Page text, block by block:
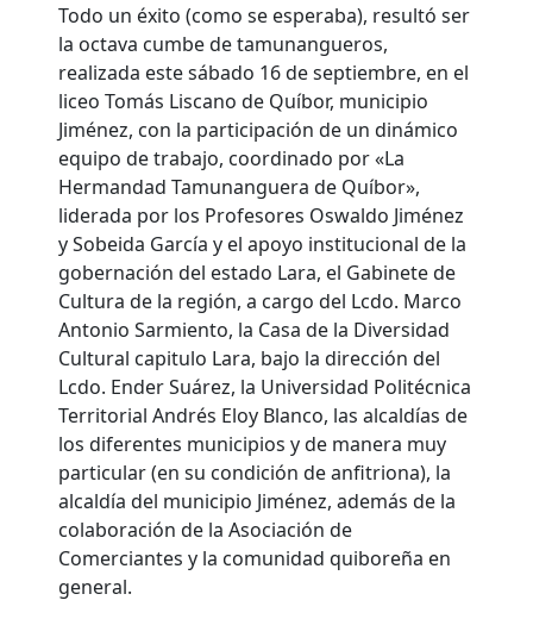
Todo un éxito (como se esperaba), resultó ser
la octava cumbe de tamunangueros,
realizada este sábado 16 de septiembre, en el
liceo Tomás Liscano de Quíbor, municipio
Jiménez, con la participación de un dinámico
equipo de trabajo, coordinado por «La
Hermandad Tamunanguera de Quíbor»,
liderada por los Profesores Oswaldo Jiménez
y Sobeida García y el apoyo institucional de la
gobernación del estado Lara, el Gabinete de
Cultura de la región, a cargo del Lcdo. Marco
Antonio Sarmiento, la Casa de la Diversidad
Cultural capitulo Lara, bajo la dirección del
Lcdo. Ender Suárez, la Universidad Politécnica
Territorial Andrés Eloy Blanco, las alcaldías de
los diferentes municipios y de manera muy
particular (en su condición de anfitriona), la
alcaldía del municipio Jiménez, además de la
colaboración de la Asociación de
Comerciantes y la comunidad quiboreña en
general.